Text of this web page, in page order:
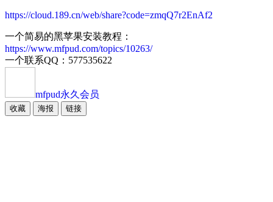
https://cloud.189.cn/web/share?code=zmqQ7r2EnAf2
一个简易的黑苹果安装教程：
https://www.mfpud.com/topics/10263/
一个联系QQ：577535622
mfpud永久会员
收藏 海报 链接